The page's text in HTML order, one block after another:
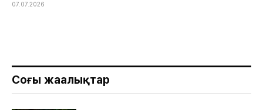
07.07.2026
Соңғы жаңалықтар